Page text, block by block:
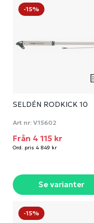
-15%
SELDÉN RODKICK 10
Art nr: V15602
Från 4 115 kr
Ord. pris 4 849 kr
Se varianter
-15%